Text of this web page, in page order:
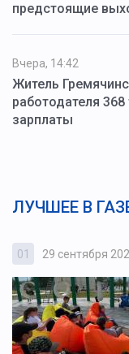
предстоящие
Вчера, 14:42
Житель
работодателя
зарплаты
ЛУЧШЕЕ В
01 29 сентября